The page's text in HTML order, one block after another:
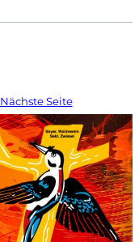
Nächste Seite